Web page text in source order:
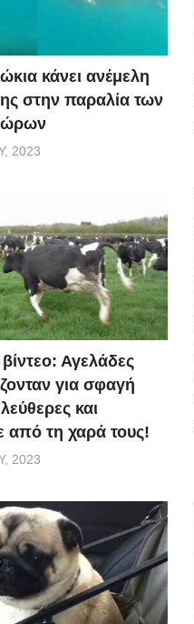
κάνει ανέμελη
στην παραλία των
2023
βίντεο: Αγελάδες
για σφαγή
και
από τη χαρά τους!
2023